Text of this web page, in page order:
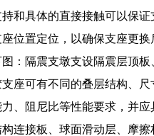
和具体的直接接触可以保
位置定位，以确保支座更
：隔震支墩支设隔震层顶
座可有不同的叠层结构、
、阻尼比等性能要求，并应
连接板、球面滑动层、摩